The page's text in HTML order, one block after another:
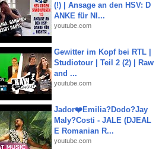
(!) | Ansage an den HSV: D
ANKE für NI...
youtube.com
Gewitter im Kopf bei RTL |
Studiotour | Teil 2 (2) | Raw
and ...
youtube.com
Jador❤️Emilia?Dodo?Jay
Maly?Costi - JALE (DJEAL
E Romanian R...
youtube.com